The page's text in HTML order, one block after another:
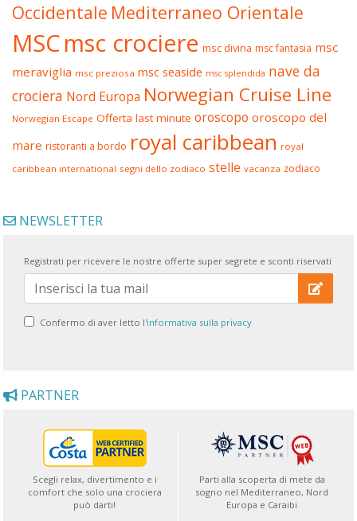
Occidentale Mediterraneo Orientale
MSCmsc crociere msc divina msc fantasia msc
meraviglia msc preziosa msc seaside msc splendida nave da
crociera Nord Europa Norwegian Cruise Line
Norwegian Escape Offerta last minute oroscopo oroscopo del
mare ristoranti a bordo royal caribbean royal
caribbean international segni dello zodiaco stelle vacanza zodiaco
NEWSLETTER
Registrati per ricevere le nostre offerte super segrete e sconti riservati
Confermo di aver letto l'informativa sulla privacy
PARTNER
Scegli relax, divertimento e i
comfort che solo una crociera
può darti!
Parti alla scoperta di mete da
sogno nel Mediterraneo, Nord
Europa e Caraibi